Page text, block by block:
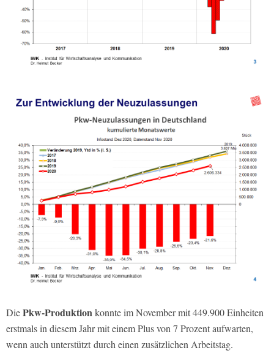
DiePkw-Produktionkonnte im November mit 449.900 Einheiten
erstmals in diesem Jahr mit einem Plus von 7 Prozent aufwarten,
wenn auch unterstützt durch einen zusätzlichen Arbeitstag.